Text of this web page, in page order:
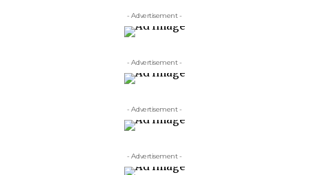
- Advertisement -
- Advertisement -
- Advertisement -
- Advertisement -